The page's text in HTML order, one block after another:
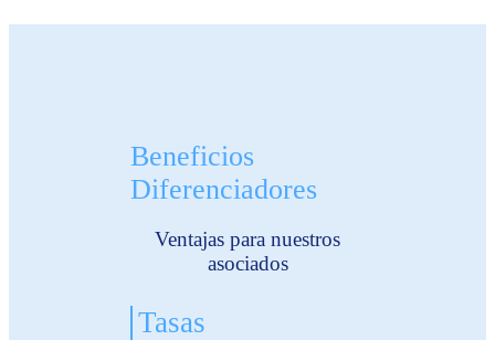
Beneficios
Diferenciadores​
Ventajas para nuestros
asociados​
Tasas